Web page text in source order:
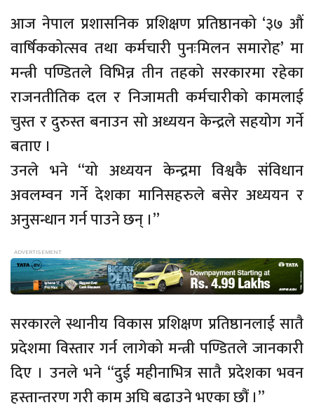
आज नेपाल प्रशासनिक प्रशिक्षण प्रतिष्ठानको ‘३७ औं
वार्षिककोत्सव तथा कर्मचारी पुनःमिलन समारोह’ मा
मन्त्री पण्डितले विभिन्न तीन तहको सरकारमा रहेका
राजनतीतिक दल र निजामती कर्मचारीको कामलाई
चुस्त र दुरुस्त बनाउन सो अध्ययन केन्द्रले सहयोग गर्ने
बताए ।
उनले भने “यो अध्ययन केन्द्रमा विश्वकै संविधान
अवलम्वन गर्ने देशका मानिसहरुले बसेर अध्ययन र
अनुसन्धान गर्न पाउने छन् ।”
सरकारले स्थानीय विकास प्रशिक्षण प्रतिष्ठानलाई सातै
प्रदेशमा विस्तार गर्न लागेको मन्त्री पण्डितले जानकारी
दिए । उनले भने “दुई महीनाभित्र सातै प्रदेशका भवन
हस्तान्तरण गरी काम अघि बढाउने भएका छौं ।”